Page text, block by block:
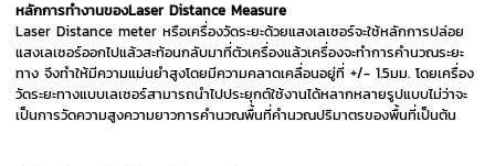
หลักการทำงานของLaser Distance Measure
Laser Distance meter หรือเครื่องวัดระยะด้วยแสงเลเซอร์จะใช้หลักการปล่อย
แสงเลเซอร์ออกไปแล้วสะท้อนกลับมาที่ตัวเครื่องแล้วเครื่องจะทำการคำนวณระยะ
ทาง จึงทำให้มีความแม่นยำสูงโดยมีความคลาดเคลื่อนอยู่ที่ +/- 1.5มม. โดยเครื่อง
วัดระยะทางแบบเลเซอร์สามารถนำไปประยุกต์ใช้งานได้หลากหลายรูปแบบไม่ว่าจะ
เป็นการวัดความสูงความยาวการคำนวณพื้นที่คำนวณปริมาตรของพื้นที่เป็นต้น